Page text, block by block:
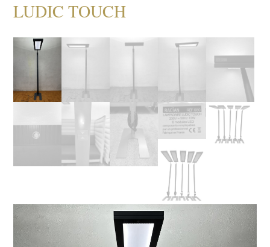
LUDIC TOUCH